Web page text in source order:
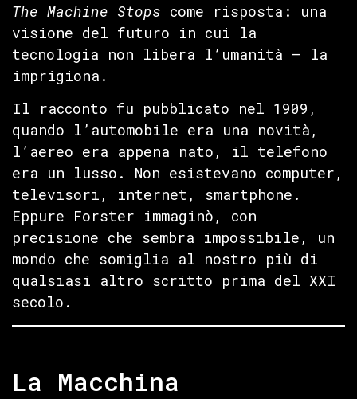
The Machine Stops come risposta: una
visione del futuro in cui la
tecnologia non libera l’umanità — la
imprigiona.
Il racconto fu pubblicato nel 1909,
quando l’automobile era una novità,
l’aereo era appena nato, il telefono
era un lusso. Non esistevano computer,
televisori, internet, smartphone.
Eppure Forster immaginò, con
precisione che sembra impossibile, un
mondo che somiglia al nostro più di
qualsiasi altro scritto prima del XXI
secolo.
La Macchina